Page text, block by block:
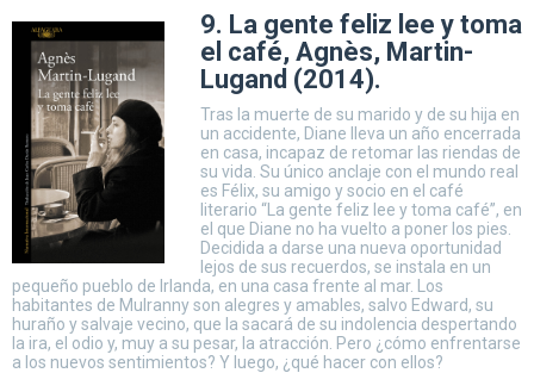
9. La gente feliz lee y toma
el café, Agnès, Martin-
Lugand (2014).
Tras la muerte de su marido y de su hija en
un accidente, Diane lleva un año encerrada
en casa, incapaz de retomar las riendas de
su vida. Su único anclaje con el mundo real
es Félix, su amigo y socio en el café
literario “La gente feliz lee y toma café”, en
el que Diane no ha vuelto a poner los pies.
Decidida a darse una nueva oportunidad
lejos de sus recuerdos, se instala en un
pequeño pueblo de Irlanda, en una casa frente al mar. Los
habitantes de Mulranny son alegres y amables, salvo Edward, su
huraño y salvaje vecino, que la sacará de su indolencia despertando
la ira, el odio y, muy a su pesar, la atracción. Pero ¿cómo enfrentarse
a los nuevos sentimientos? Y luego, ¿qué hacer con ellos?